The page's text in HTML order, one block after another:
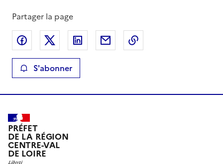
Partager la page
Partager sur Facebook
Partager sur XPartager sur LinkedIn
Partager par email
S'abonner
PRÉFET
DE LA RÉGION
CENTRE-VAL
DE LOIRE